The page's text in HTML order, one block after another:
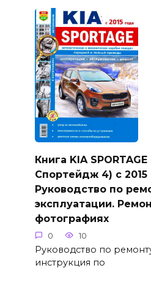
Книга KIA
Спортейдж 4) с 2015
Руководство по
эксплуатации.
фотографиях
0 10
Руководство по
инструкция по